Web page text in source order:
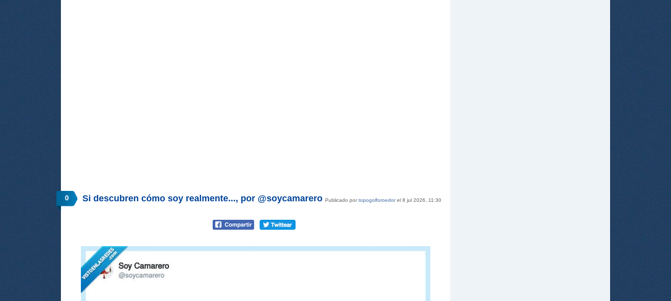
0 Publicado portopogolforoedorel 8 jul 2026, 11:30
Si descubren cómo soy realmente..., por @soycamarero